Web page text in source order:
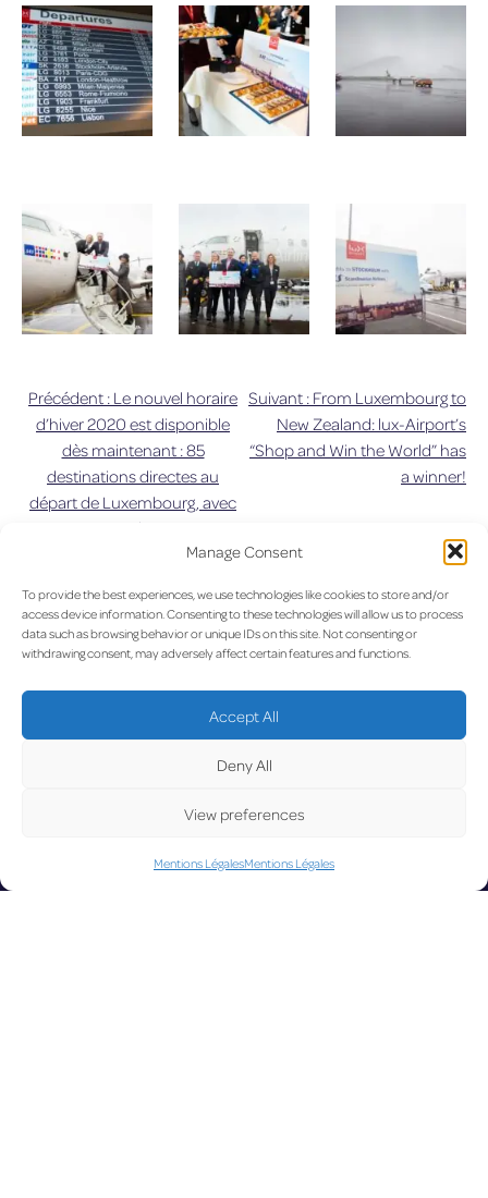
Manage Consent
To provide the best experiences, we use technologies like cookies to store and/or
access device information. Consenting to these technologies will allow us to process
data such as browsing behavior or unique IDs on this site. Not consenting or
withdrawing consent, may adversely affect certain features and functions.
Accept All
Deny All
View preferences
Mentions LégalesMentions Légales
Navigation
de
l’article
Précédent : Le nouvel horaire
d’hiver 2020 est disponible
dès maintenant : 85
destinations directes au
départ de Luxembourg, avec
un nouvel arrêt direct vers
Stockholm Arlanda et
Suivant : From Luxembourg to
New Zealand: lux-Airport’s
“Shop and Win the World” has
a winner!
UPD
ATED
LUX on the radar